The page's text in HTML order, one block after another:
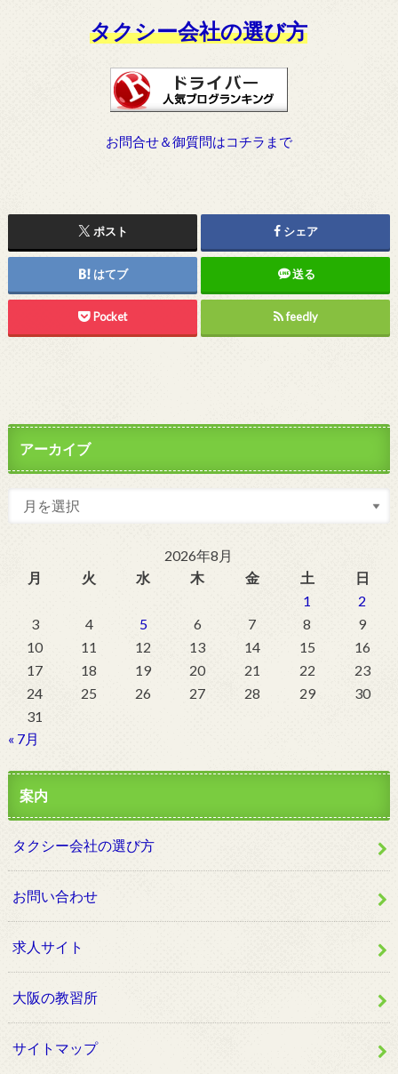
タクシー会社の選び方
お問合せ＆御質問はコチラまで
ポスト シェア
はてブ 送る
Pocket feedly
アーカイブ
2026年8月
月
火 水 木 金 土
日
1
2
3
4 5 6 7 8
9
10
11 12 13 14 15
16
17
18 19 20 21 22
23
24
25 26 27 28 29
30
31
« 7月
案内
タクシー会社の選び方
お問い合わせ
求人サイト
大阪の教習所
サイトマップ